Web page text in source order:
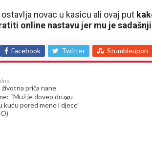
novac u kasicu ali ovaj put
online nastavu jer mu je
Facebook Twitter Stumbleupon
životna priča nane
“Muž je doveo drugu
kuću pored mene i djece”